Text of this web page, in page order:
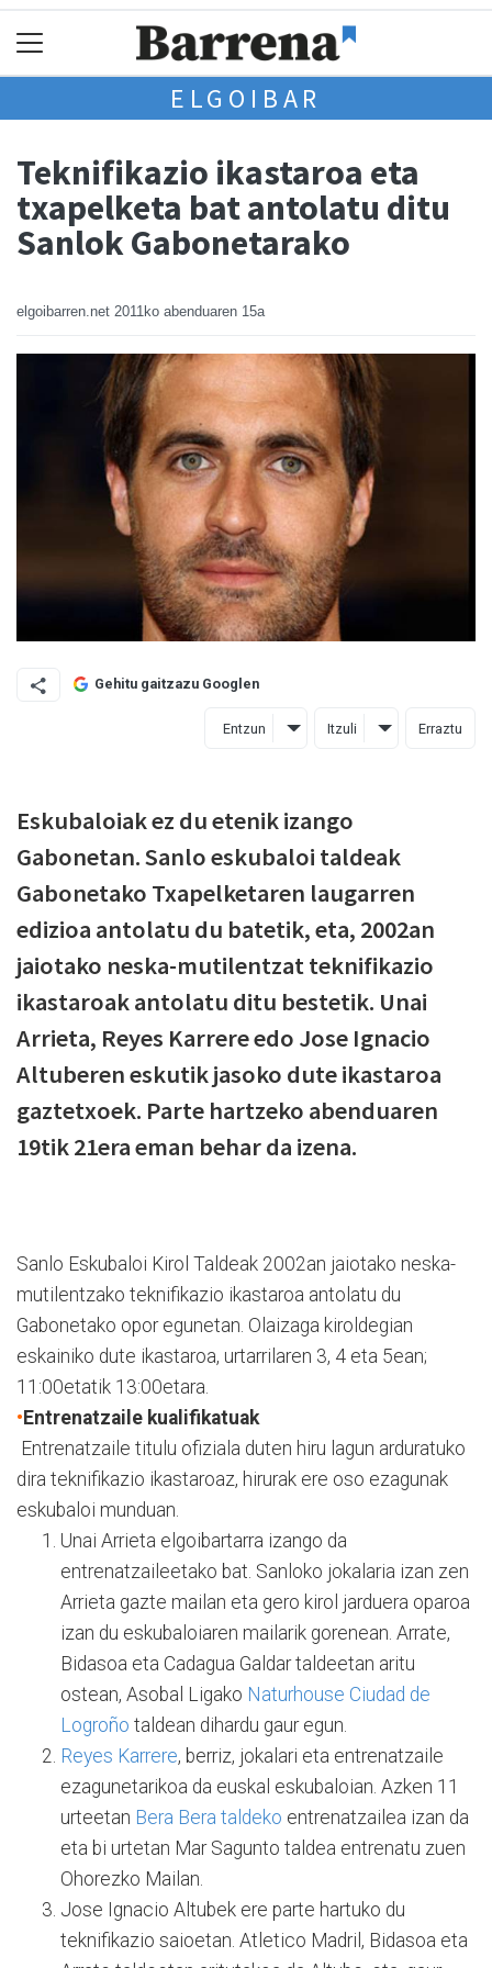
ELGOIBAR
Teknifikazio ikastaroa eta
txapelketa bat antolatu ditu
Sanlok Gabonetarako
elgoibarren.net 2011ko abenduaren 15a
Gehitu gaitzazu Googlen
Entzun Itzuli Erraztu
Eskubaloiak ez du etenik izango
Gabonetan. Sanlo eskubaloi taldeak
Gabonetako Txapelketaren laugarren
edizioa antolatu du batetik, eta, 2002an
jaiotako neska-mutilentzat teknifikazio
ikastaroak antolatu ditu bestetik. Unai
Arrieta, Reyes Karrere edo Jose Ignacio
Altuberen eskutik jasoko dute ikastaroa
gaztetxoek. Parte hartzeko abenduaren
19tik 21era eman behar da izena.
Sanlo Eskubaloi Kirol Taldeak 2002an jaiotako neska-
mutilentzako teknifikazio ikastaroa antolatu du
Gabonetako opor egunetan. Olaizaga kiroldegian
eskainiko dute ikastaroa, urtarrilaren 3, 4 eta 5ean;
11:00etatik 13:00etara.
• Entrenatzaile kualifikatuak
Entrenatzaile titulu ofiziala duten hiru lagun arduratuko
dira teknifikazio ikastaroaz, hirurak ere oso ezagunak
eskubaloi munduan.
Unai Arrieta elgoibartarra izango da
entrenatzaileetako bat. Sanloko jokalaria izan zen
Arrieta gazte mailan eta gero kirol jarduera oparoa
izan du eskubaloiaren mailarik gorenean. Arrate,
Bidasoa eta Cadagua Galdar taldeetan aritu
ostean, Asobal Ligako Naturhouse Ciudad de
Logroño taldean dihardu gaur egun.
Reyes Karrere, berriz, jokalari eta entrenatzaile
ezagunetarikoa da euskal eskubaloian. Azken 11
urteetan Bera Bera taldeko entrenatzailea izan da
eta bi urtetan Mar Sagunto taldea entrenatu zuen
Ohorezko Mailan.
Jose Ignacio Altubek ere parte hartuko du
teknifikazio saioetan. Atletico Madril, Bidasoa eta